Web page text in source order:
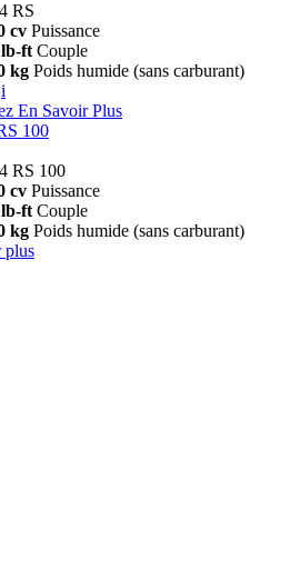
RS
cv Puissance
ft Couple
kg Poids humide (sans carburant)
i
En Savoir Plus
100
RS 100
cv Puissance
ft Couple
kg Poids humide (sans carburant)
plus